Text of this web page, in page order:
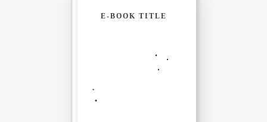
E-BOOK TITLE